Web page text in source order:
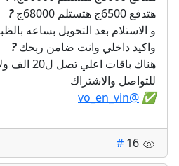
هتدفع 6500ج هتستلم 68000ج
?
واكيد داخلي وانت ضامن ربحك?
هناك باقات اعلي تصل ل20 الف ولا يوجد اقل
للتواصل والاشتراك
✅
@vo_en_vin
#